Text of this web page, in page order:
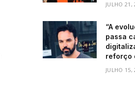
JULHO 21,
“A
passa
reforço
JULHO 15,